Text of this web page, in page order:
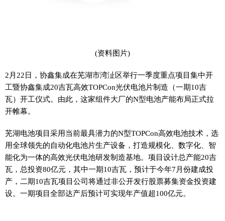
(资料图片)
2月22日，协鑫集成在芜湖市湾沚区举行一季度重点项目集中开
工暨协鑫集成20吉瓦高效TOPCon光伏电池片制造（一期10吉
瓦）开工仪式。由此，这家组件大厂的N型电池产能布局正式拉
开帷幕。
芜湖电池项目采用当前最具潜力的N型TOPCon高效电池技术，选
用全球领先的自动化电池片生产设备，打造规模化、数字化、智
能化为一体的高效光伏电池研发制造基地。项目设计总产能20吉
瓦，总投资80亿元，其中一期10吉瓦，预计于今年7月份建成投
产，二期10吉瓦项目公司将通过非公开发行股票募集资金投资建
设。一期项目全部达产后预计可实现年产值超100亿元。